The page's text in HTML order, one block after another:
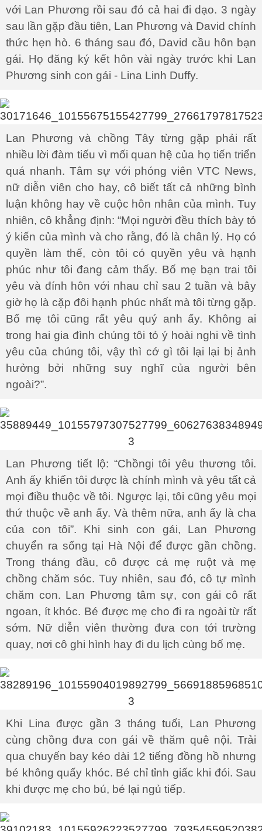
với Lan Phương rồi sau đó cả hai đi dạo. 3 ngày
sau lần gặp đầu tiên, Lan Phương và David chính
thức hẹn hò. 6 tháng sau đó, David cầu hôn bạn
gái. Họ đăng ký kết hôn vài ngày trước khi Lan
Phương sinh con gái - Lina Linh Duffy.
Lan Phương và chồng Tây từng gặp phải rất
nhiều lời đàm tiếu vì mối quan hệ của họ tiến triển
quá nhanh. Tâm sự với phóng viên VTC News,
nữ diễn viên cho hay, cô biết tất cả những bình
luận không hay về cuộc hôn nhân của mình. Tuy
nhiên, cô khẳng định: “Mọi người đều thích bày tỏ
ý kiến của mình và cho rằng, đó là chân lý. Họ có
quyền làm thế, còn tôi có quyền yêu và hạnh
phúc như tôi đang cảm thấy. Bố mẹ bạn trai tôi
yêu và đính hôn với nhau chỉ sau 2 tuần và bây
giờ họ là cặp đôi hạnh phúc nhất mà tôi từng gặp.
Bố mẹ tôi cũng rất yêu quý anh ấy. Không ai
trong hai gia đình chúng tôi tỏ ý hoài nghi về tình
yêu của chúng tôi, vậy thì cớ gì tôi lại lại bị ảnh
hưởng bởi những suy nghĩ của người bên
ngoài?”.
Lan Phương tiết lộ: “Chồngi tôi yêu thương tôi.
Anh ấy khiến tôi được là chính mình và yêu tất cả
mọi điều thuộc về tôi. Ngược lại, tôi cũng yêu mọi
thứ thuộc về anh ấy. Và thêm nữa, anh ấy là cha
của con tôi”. Khi sinh con gái, Lan Phương
chuyển ra sống tại Hà Nội để được gần chồng.
Trong tháng đầu, cô được cả mẹ ruột và mẹ
chồng chăm sóc. Tuy nhiên, sau đó, cô tự mình
chăm con. Lan Phương tâm sự, con gái cô rất
ngoan, ít khóc. Bé được mẹ cho đi ra ngoài từ rất
sớm. Nữ diễn viên thường đưa con tới trường
quay, nơi cô ghi hình hay đi du lịch cùng bố mẹ.
Khi Lina được gần 3 tháng tuổi, Lan Phương
cùng chồng đưa con gái về thăm quê nội. Trải
qua chuyến bay kéo dài 12 tiếng đồng hồ nhưng
bé không quấy khóc. Bé chỉ tỉnh giấc khi đói. Sau
khi được mẹ cho bú, bé lại ngủ tiếp.